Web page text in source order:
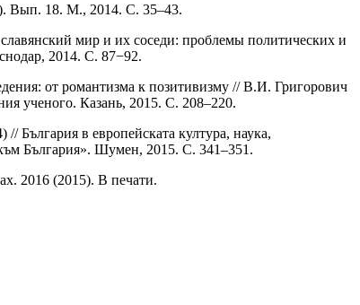
Вып. 18. М., 2014. С. 35–43.
мир и их соседи: проблемы политических и
2014. С. 87−92.
от романтизма к позитивизму // В.И. Григорович
ученого. Казань, 2015. С. 208–220.
България в европейската култура, наука,
България». Шумен, 2015. С. 341–351.
2016 (2015). В печати.